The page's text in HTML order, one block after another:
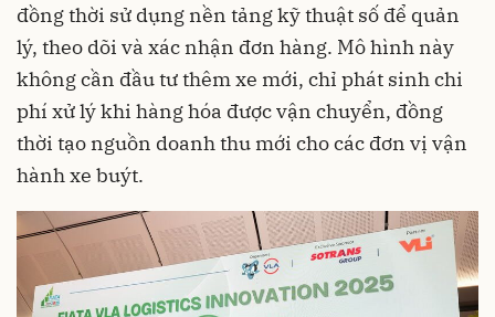
đồng thời sử dụng nền tảng kỹ thuật số để quản
lý, theo dõi và xác nhận đơn hàng. Mô hình này
không cần đầu tư thêm xe mới, chỉ phát sinh chi
phí xử lý khi hàng hóa được vận chuyển, đồng
thời tạo nguồn doanh thu mới cho các đơn vị vận
hành xe buýt.